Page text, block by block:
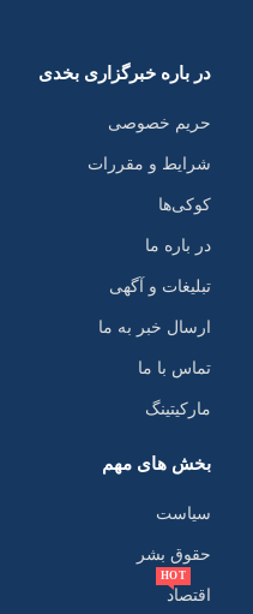
در باره خبرگزاری بخدی
حریم خصوصی
شرایط و مقررات
کوکی‌ها
در باره ما
تبلیغات و آگهی
ارسال خبر به ما
تماس با ما
مارکیتینگ
بخش های مهم
سیاست
حقوق بشر
اقتصاد
HOT